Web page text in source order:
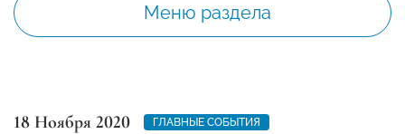
Меню раздела
18 Ноября 2020 ГЛАВНЫЕ СОБЫТИЯ